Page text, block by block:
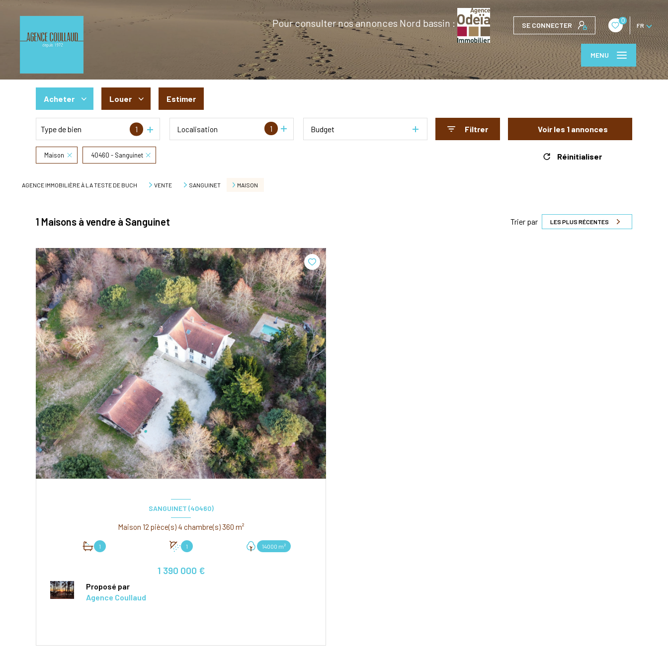
Pour consulter nos annonces Nord bassin : SE CONNECTER
0
FR
MENU
Acheter
De l'ancien
De l'immo pro
Louer
à l'année
De l'immo pro
Estimer
Type de bien 1 1
Localisation Budget Filtrer Voir les 1annonces
Maison 40460 - Sanguinet Réinitialiser
AGENCE IMMOBILIÈRE À LA TESTE DE BUCH VENTE SANGUINET MAISON
1 Maisons à vendre à Sanguinet Trier par LES PLUS RÉCENTES
SANGUINET (40460)
Maison 12 pièce(s) 4 chambre(s) 360 m²
1 1 14000 m²
1 390 000 €
Proposé par
Agence Coullaud